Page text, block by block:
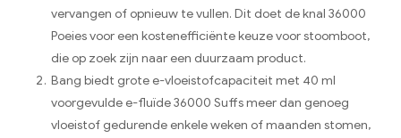
vervangen of opnieuw te vullen. Dit doet de knal 36000
Poeies voor een kostenefficiënte keuze voor stoomboot,
die op zoek zijn naar een duurzaam product.
Bang biedt grote e-vloeistofcapaciteit met 40 ml
voorgevulde e-fluïde 36000 Suffs meer dan genoeg
vloeistof gedurende enkele weken of maanden stomen,